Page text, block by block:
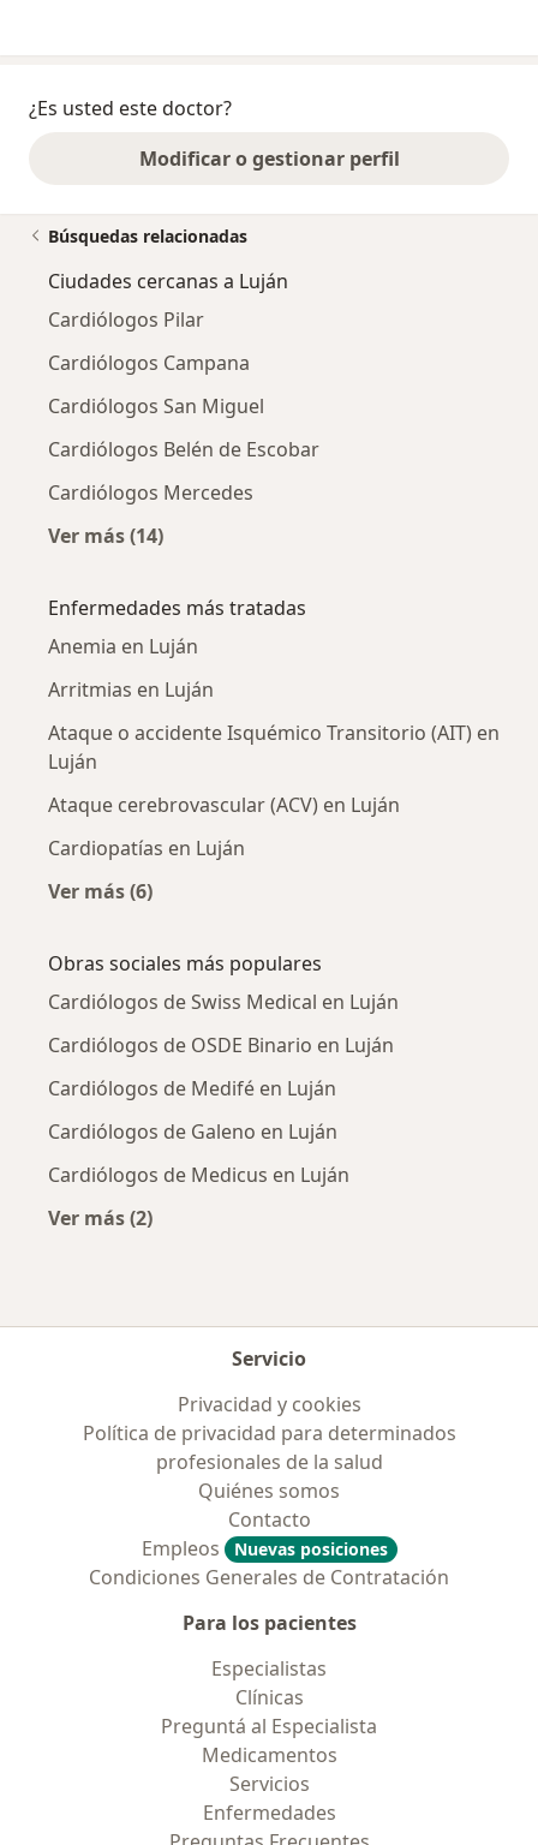
¿Es usted este doctor?
Modificar o gestionar perfil
Búsquedas relacionadas
Ciudades cercanas a Luján
Cardiólogos Pilar
Cardiólogos Campana
Cardiólogos San Miguel
Cardiólogos Belén de Escobar
Cardiólogos Mercedes
Ver más (14)
Enfermedades más tratadas
Anemia en Luján
Arritmias en Luján
Ataque o accidente Isquémico Transitorio (AIT) en
Luján
Ataque cerebrovascular (ACV) en Luján
Cardiopatías en Luján
Ver más (6)
Obras sociales más populares
Cardiólogos de Swiss Medical en Luján
Cardiólogos de OSDE Binario en Luján
Cardiólogos de Medifé en Luján
Cardiólogos de Galeno en Luján
Cardiólogos de Medicus en Luján
Ver más (2)
Servicio
Privacidad y cookies
Política de privacidad para determinados
profesionales de la salud
Quiénes somos
Contacto
Empleos
Nuevas posiciones
Condiciones Generales de Contratación
Para los pacientes
Especialistas
Clínicas
Preguntá al Especialista
Medicamentos
Servicios
Enfermedades